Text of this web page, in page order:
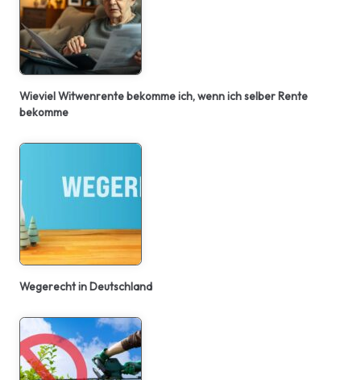
Wieviel Witwenrente bekomme ich, wenn ich selber Rente
bekomme
Wegerecht in Deutschland